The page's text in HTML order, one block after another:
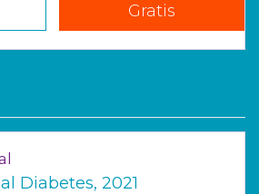
Gratis
Diabetes, 2021